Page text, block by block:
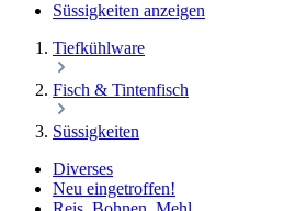
Süssigkeiten anzeigen
Tiefkühlware
Fisch & Tintenfisch
Süssigkeiten
Diverses
Neu eingetroffen!